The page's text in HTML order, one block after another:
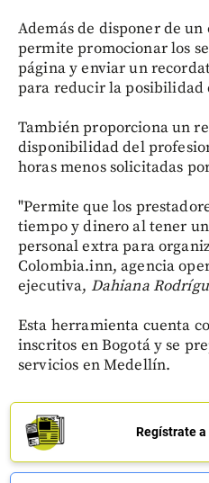
Además de disponer de
permite promocionar los
página y enviar un
para reducir la posibilidad
También proporciona un
disponibilidad del
horas menos solicitadas
"Permite que los
tiempo y dinero al tener
personal extra para
Colombia.inn, agencia
ejecutiva, Dahiana
Esta herramienta cuenta
inscritos en Bogotá y se
servicios en Medellín.
Regístrate